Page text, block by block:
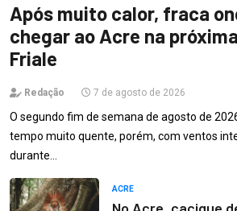
Após muito calor, fraca
chegar ao Acre na
Friale
Redação 7 de agosto de 2026
O segundo fim de semana de agosto de
tempo muito quente, porém, com ventos
durante…
ACRE
No Acre, cacique